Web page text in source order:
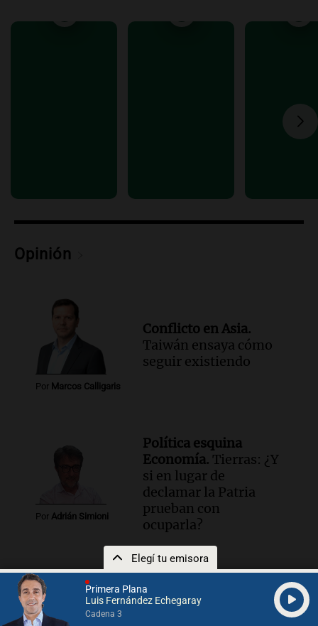
Primera Plana
Luis Fernández Echegaray
Cadena 3
Elegí tu emisora
Audio.Debate en el Senado y protesta
Manifestación en Rosario contra
la ley de Propiedad Privada debatida en
Luis Juez cuestionó la polémica
relato mentiroso"
Episodios
Opinión
Por Marcos Calligaris
Conflicto en Asia.
Taiwán ensaya cómo
seguir existiendo
Por Adrián Simioni
Política esquina
Economía. Tierras: ¿Y
si en lugar de
declamar la Patria
prueban con
ocuparla?
3x1=4.Gobernar